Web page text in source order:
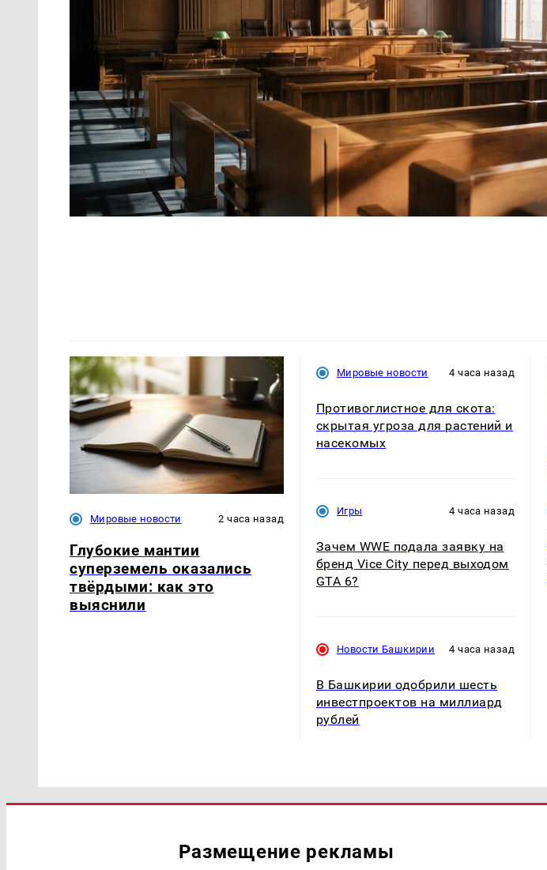
Мировые новости 2 часа назад
Глубокие мантии
суперземель оказались
твёрдыми: как это
выяснили
Мировые новости 4 часа назад
Противоглистное для скота:
скрытая угроза для растений и
насекомых
Игры 4 часа назад
Зачем WWE подала заявку на
бренд Vice City перед выходом
GTA 6?
Новости Башкирии 4 часа назад
В Башкирии одобрили шесть
инвестпроектов на миллиард
рублей
Размещение рекламы